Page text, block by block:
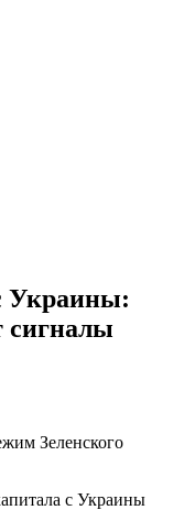
Украины:
сигналы
с Украины